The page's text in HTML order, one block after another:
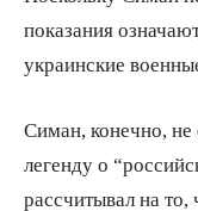
показания
украинские
Симан, конечно, не
легенду о
рассчитывал на то,